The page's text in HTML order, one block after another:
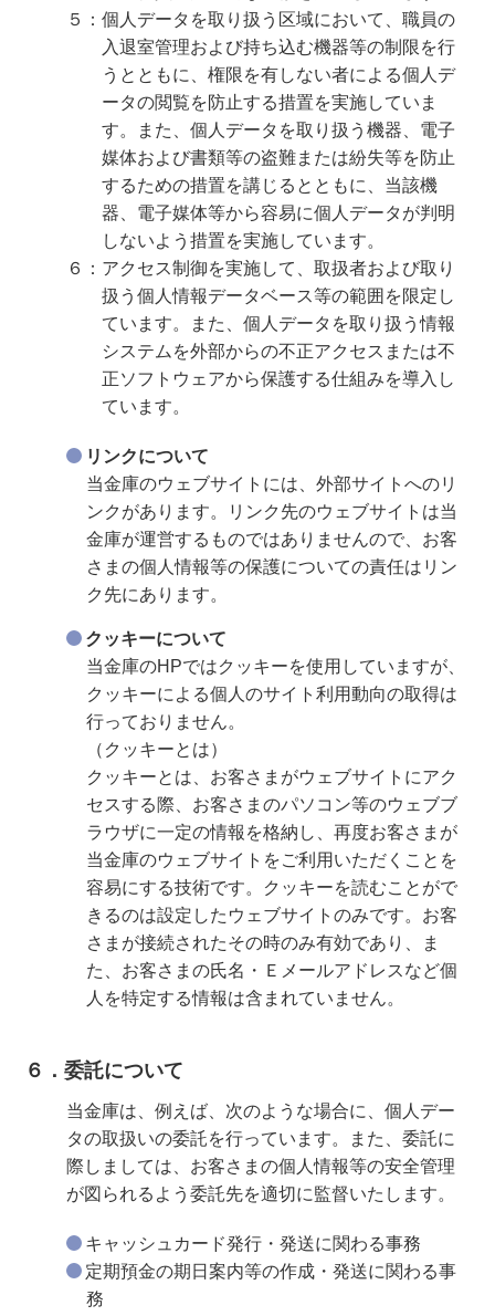
５：個人データを取り扱う区域において、職員の
入退室管理および持ち込む機器等の制限を行
うとともに、権限を有しない者による個人デ
ータの閲覧を防止する措置を実施していま
す。また、個人データを取り扱う機器、電子
媒体および書類等の盗難または紛失等を防止
するための措置を講じるとともに、当該機
器、電子媒体等から容易に個人データが判明
しないよう措置を実施しています。
６：アクセス制御を実施して、取扱者および取り
扱う個人情報データベース等の範囲を限定し
ています。また、個人データを取り扱う情報
システムを外部からの不正アクセスまたは不
正ソフトウェアから保護する仕組みを導入し
ています。
リンクについて
当金庫のウェブサイトには、外部サイトへのリ
ンクがあります。リンク先のウェブサイトは当
金庫が運営するものではありませんので、お客
さまの個人情報等の保護についての責任はリン
ク先にあります。
クッキーについて
当金庫のHPではクッキーを使用していますが、
クッキーによる個人のサイト利用動向の取得は
行っておりません。
（クッキーとは）
クッキーとは、お客さまがウェブサイトにアク
セスする際、お客さまのパソコン等のウェブブ
ラウザに一定の情報を格納し、再度お客さまが
当金庫のウェブサイトをご利用いただくことを
容易にする技術です。クッキーを読むことがで
きるのは設定したウェブサイトのみです。お客
さまが接続されたその時のみ有効であり、ま
た、お客さまの氏名・Ｅメールアドレスなど個
人を特定する情報は含まれていません。
６．委託について
当金庫は、例えば、次のような場合に、個人デー
タの取扱いの委託を行っています。また、委託に
際しましては、お客さまの個人情報等の安全管理
が図られるよう委託先を適切に監督いたします。
キャッシュカード発行・発送に関わる事務
定期預金の期日案内等の作成・発送に関わる事
務